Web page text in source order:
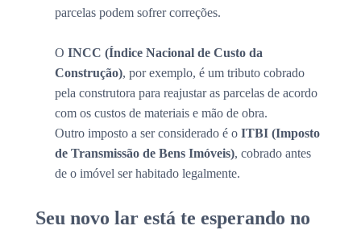
parcelas podem sofrer correções.
O INCC (Índice Nacional de Custo da
Construção), por exemplo, é um tributo cobrado
pela construtora para reajustar as parcelas de acordo
com os custos de materiais e mão de obra.
Outro imposto a ser considerado é o ITBI (Imposto
de Transmissão de Bens Imóveis), cobrado antes
de o imóvel ser habitado legalmente.
Seu novo lar está te esperando no